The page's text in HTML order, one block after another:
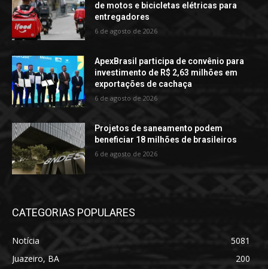
de motos e bicicletas elétricas para
entregadores
6 de agosto de 2026
ApexBrasil participa de convênio para
investimento de R$ 2,63 milhões em
exportações de cachaça
6 de agosto de 2026
Projetos de saneamento podem
beneficiar 18 milhões de brasileiros
6 de agosto de 2026
CATEGORIAS POPULARES
Notícia
5081
Juazeiro, BA
200